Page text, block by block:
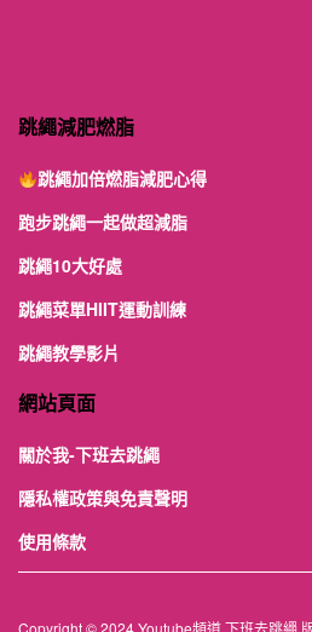
跳繩減肥燃脂
跳繩加倍燃脂減肥心得
跑步跳繩一起做超減脂
跳繩10大好處
跳繩菜單HIIT運動訓練
跳繩教學影片
網站頁面
關於我-下班去跳繩
隱私權政策與免責聲明
使用條款